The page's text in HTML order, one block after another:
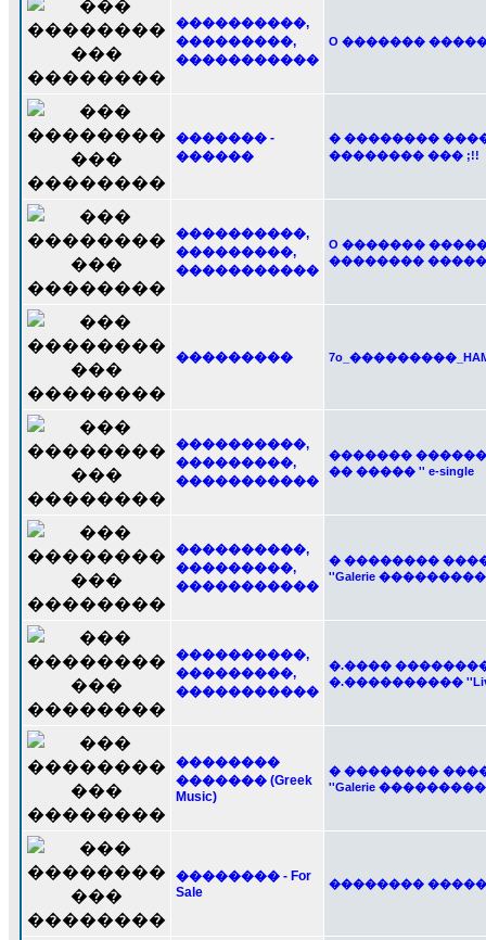
����������,
���������,
�����������
O �������
������� -
������
� ��������
�������� ��� ;!!
����������,
���������,
�����������
O �������
��������
���������
����������,
���������,
�����������
�������
�� ����� '' e-single
����������,
���������,
�����������
� ��������
''Galerie
����������,
���������,
�����������
�.����
�.����������
��������
������� (Greek
Music)
� ��������
''Galerie
�������� - For
Sale
�������� �����